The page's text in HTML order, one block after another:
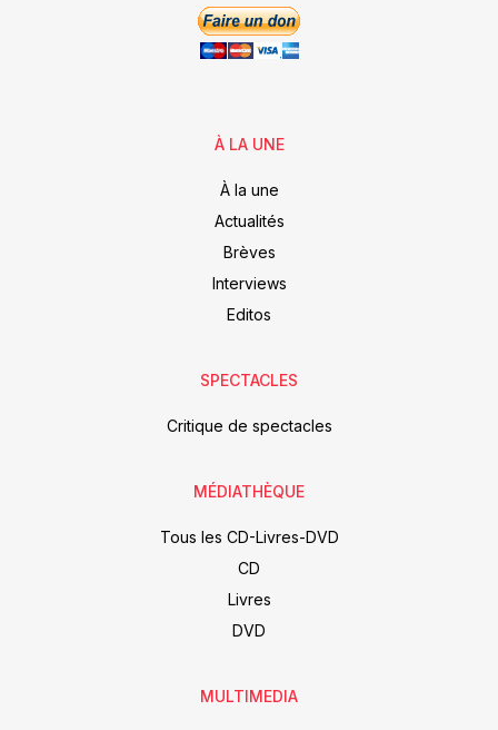
À LA UNE
À la une
Actualités
Brèves
Interviews
Editos
SPECTACLES
Critique de spectacles
MÉDIATHÈQUE
Tous les CD-Livres-DVD
CD
Livres
DVD
MULTIMEDIA